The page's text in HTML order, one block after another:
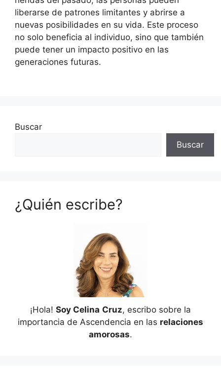
liberarse de patrones limitantes y abrirse a
nuevas posibilidades en su vida. Este proceso
no solo beneficia al individuo, sino que también
puede tener un impacto positivo en las
generaciones futuras.
Buscar
Buscar
¿Quién escribe?
¡Hola! Soy Celina Cruz, escribo sobre la
importancia de Ascendencia en las relaciones
amorosas.